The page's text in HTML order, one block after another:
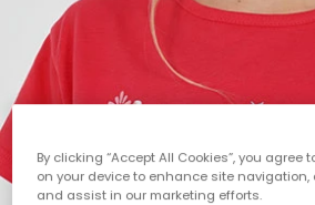
By clicking “Accept All Cookies”, you agree
on your device to enhance site
and assist in our marketing efforts.